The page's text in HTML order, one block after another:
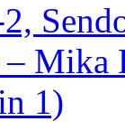
Mika
1)